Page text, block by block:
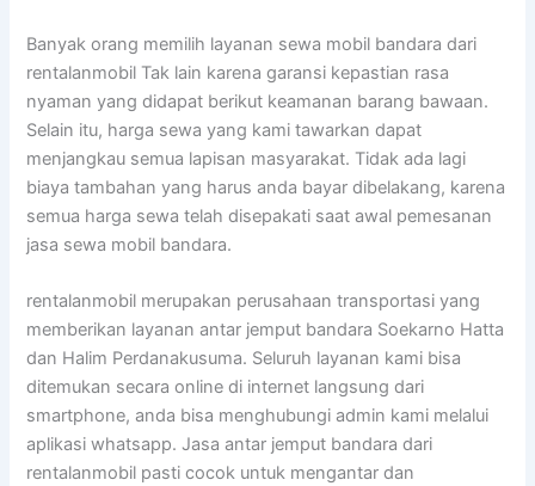
Banyak orang memilih layanan sewa mobil bandara dari
rentalanmobil Tak lain karena garansi kepastian rasa
nyaman yang didapat berikut keamanan barang bawaan.
Selain itu, harga sewa yang kami tawarkan dapat
menjangkau semua lapisan masyarakat. Tidak ada lagi
biaya tambahan yang harus anda bayar dibelakang, karena
semua harga sewa telah disepakati saat awal pemesanan
jasa sewa mobil bandara.
rentalanmobil merupakan perusahaan transportasi yang
memberikan layanan antar jemput bandara Soekarno Hatta
dan Halim Perdanakusuma. Seluruh layanan kami bisa
ditemukan secara online di internet langsung dari
smartphone, anda bisa menghubungi admin kami melalui
aplikasi whatsapp. Jasa antar jemput bandara dari
rentalanmobil pasti cocok untuk mengantar dan